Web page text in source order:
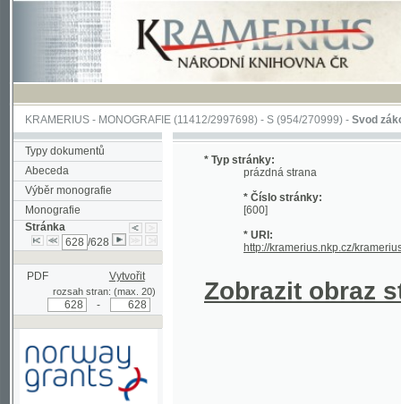
KRAMERIUS-MONOGRAFIE(11412/2997698) -S (954/270999)-Svod zákonův
Typy dokumentů
Abeceda
Výběr monografie
Monografie
Stránka
/628
PDF Vytvořit
rozsah stran: (max. 20)
Podpořeno grantem z Norska
prostřednictvím Norského
* Typ stránky:
prázdná strana
* Číslo stránky:
* URI: